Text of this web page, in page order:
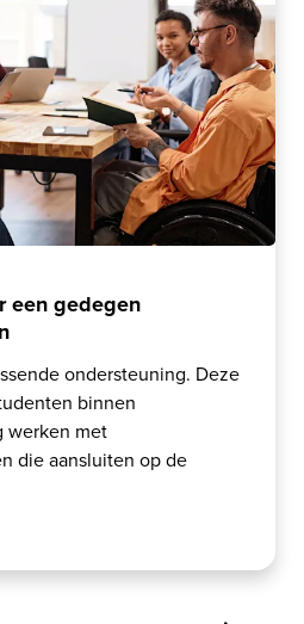
een gedegen
ondersteuning. Deze
binnen
werken met
die aansluiten op de